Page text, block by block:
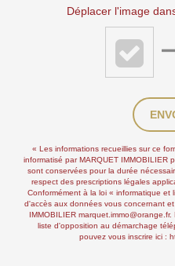
Déplacer l'image
« Les informations recueillies sur ce
informatisé par MARQUET IMMOBILIER
sont conservées pour la durée
respect des prescriptions légales
Conformément à la loi « informatique et
d'accès aux données vous concernant
IMMOBILIER
liste d'opposition au démarchage
pouvez vous inscrire ici :